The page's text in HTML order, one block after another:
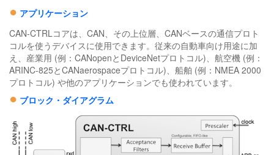
● アプリケーション
CAN-CTRLコアは、CAN、その上位層、CANベースの通信プロト
コルを使うデバイスに使用できます。従来の自動車向け用途に加
え、産業用 (例：CANopenとDeviceNetプロトコル)、航空機 (例：
ARINC-825とCANaerospaceプロトコル)、船舶 (例：NMEA 2000
プロトコル) や他のアプリケーションでも使われています。
● ブロック・ダイアグラム